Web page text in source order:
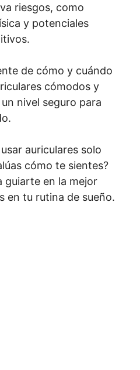
riesgos, como
y potenciales
de cómo y cuándo
cómodos y
nivel seguro para
auriculares solo
cómo te sientes?
guiarte en la mejor
en tu rutina de sueño.